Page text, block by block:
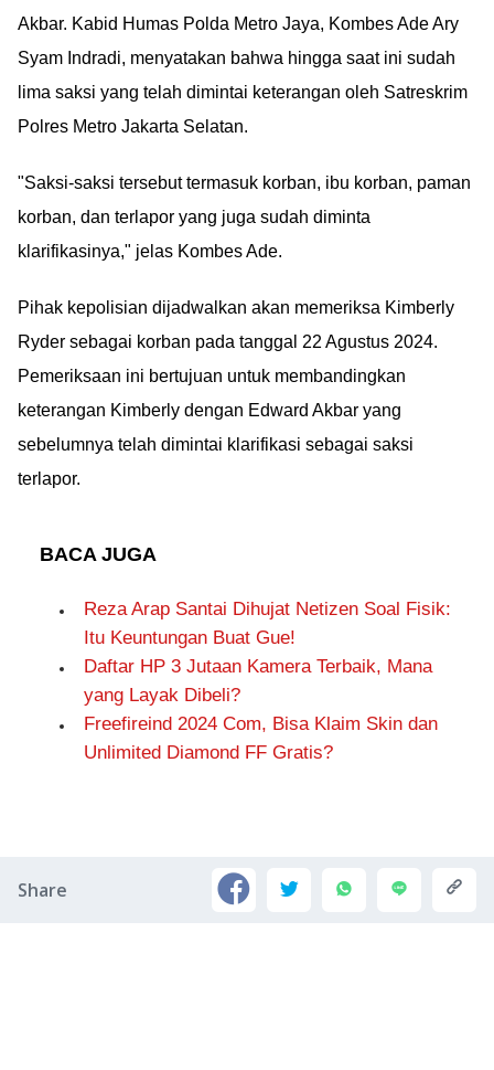
kiamat mau berlindung
Akbar. Kabid Humas Polda Metro Jaya, Kombes Ade Ary
Syam Indradi, menyatakan bahwa hingga saat ini sudah
lima saksi yang telah dimintai keterangan oleh Satreskrim
Polres Metro Jakarta Selatan.
"Saksi-saksi tersebut termasuk korban, ibu korban, paman
korban, dan terlapor yang juga sudah diminta
klarifikasinya," jelas Kombes Ade.
Pihak kepolisian dijadwalkan akan memeriksa Kimberly
Ryder sebagai korban pada tanggal 22 Agustus 2024.
Pemeriksaan ini bertujuan untuk membandingkan
keterangan Kimberly dengan Edward Akbar yang
sebelumnya telah dimintai klarifikasi sebagai saksi
terlapor.
BACA JUGA
Reza Arap Santai Dihujat Netizen Soal Fisik:
Itu Keuntungan Buat Gue!
Daftar HP 3 Jutaan Kamera Terbaik, Mana
yang Layak Dibeli?
Freefireind 2024 Com, Bisa Klaim Skin dan
Unlimited Diamond FF Gratis?
Share